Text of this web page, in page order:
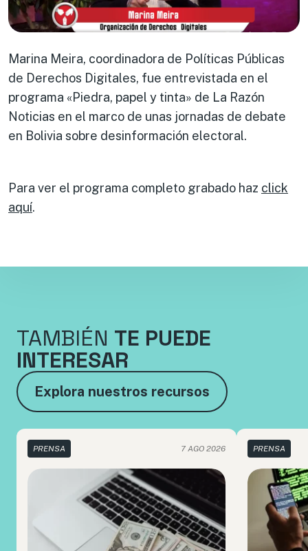
Marina Meira, coordinadora de Políticas Públicas
de Derechos Digitales, fue entrevistada en el
programa «Piedra, papel y tinta» de La Razón
Noticias en el marco de unas jornadas de debate
en Bolivia sobre desinformación electoral.
Para ver el programa completo grabado haz click
aquí.
TAMBIÉN TE PUEDE
INTERESAR
Explora nuestros recursos
PRENSA 7 AGO 2026 PRENSA